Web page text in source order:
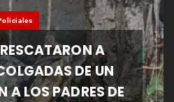
A
DE UN
A LOS PADRES DE